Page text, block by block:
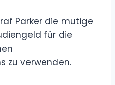
Parker die mutige
für die
zu verwenden.